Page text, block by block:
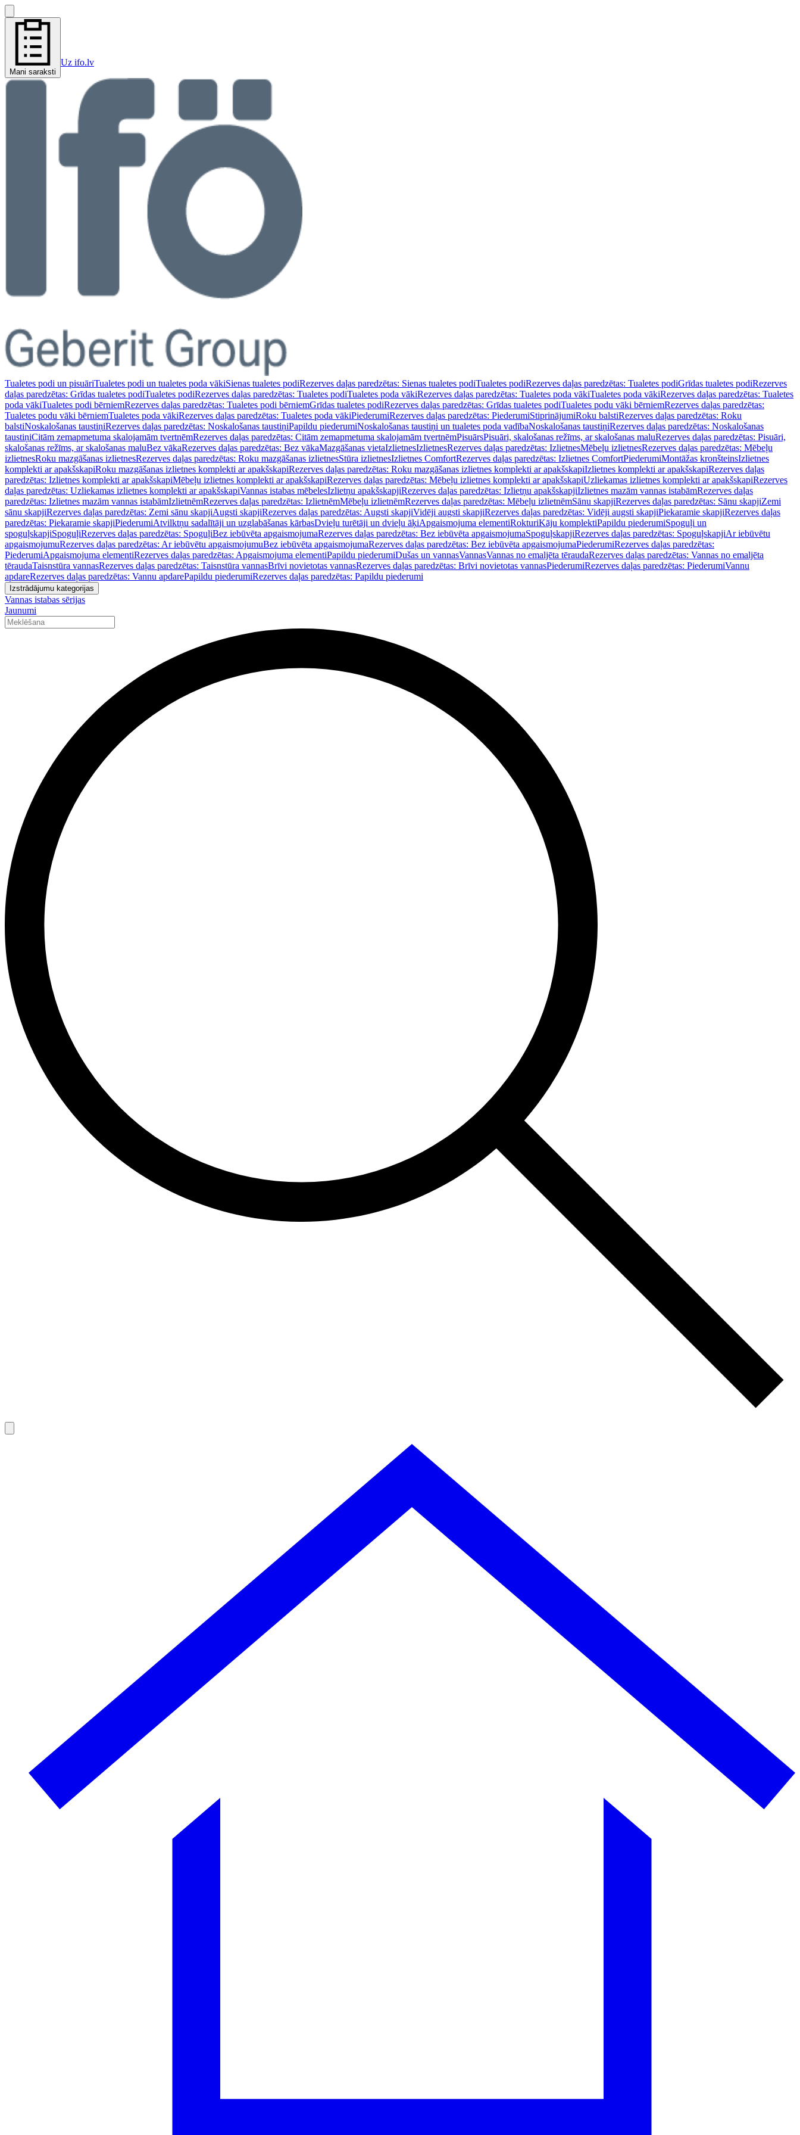
Mani saraksti
Uz ifo.lv
Tualetes podi un pisuāriTualetes podi un tualetes poda vākiSienas tualetes podiRezerves daļas paredzētas: Sienas tualetes podiTualetes podiRezerves daļas paredzētas: Tualetes podiGrīdas tualetes podiRezerves
daļas paredzētas: Grīdas tualetes podiTualetes podiRezerves daļas paredzētas: Tualetes podiTualetes poda vākiRezerves daļas paredzētas: Tualetes poda vākiTualetes poda vākiRezerves daļas paredzētas: Tualetes
poda vākiTualetes podi bērniemRezerves daļas paredzētas: Tualetes podi bērniemGrīdas tualetes podiRezerves daļas paredzētas: Grīdas tualetes podiTualetes podu vāki bērniemRezerves daļas paredzētas:
Tualetes podu vāki bērniemTualetes poda vākiRezerves daļas paredzētas: Tualetes poda vākiPiederumiRezerves daļas paredzētas: PiederumiStiprinājumiRoku balstiRezerves daļas paredzētas: Roku
balstiNoskalošanas taustiņiRezerves daļas paredzētas: Noskalošanas taustiņiPapildu piederumiNoskalošanas taustiņi un tualetes poda vadībaNoskalošanas taustiņiRezerves daļas paredzētas: Noskalošanas
taustiņiCitām zemapmetuma skalojamām tvertnēmRezerves daļas paredzētas: Citām zemapmetuma skalojamām tvertnēmPisuārsPisuāri, skalošanas režīms, ar skalošanas maluRezerves daļas paredzētas: Pisuāri,
skalošanas režīms, ar skalošanas maluBez vākaRezerves daļas paredzētas: Bez vākaMazgāšanas vietaIzlietnesIzlietnesRezerves daļas paredzētas: IzlietnesMēbeļu izlietnesRezerves daļas paredzētas: Mēbeļu
izlietnesRoku mazgāšanas izlietnesRezerves daļas paredzētas: Roku mazgāšanas izlietnesStūra izlietnesIzlietnes ComfortRezerves daļas paredzētas: Izlietnes ComfortPiederumiMontāžas kronšteinsIzlietnes
komplekti ar apakšskapiRoku mazgāšanas izlietnes komplekti ar apakšskapiRezerves daļas paredzētas: Roku mazgāšanas izlietnes komplekti ar apakšskapiIzlietnes komplekti ar apakšskapiRezerves daļas
paredzētas: Izlietnes komplekti ar apakšskapiMēbeļu izlietnes komplekti ar apakšskapiRezerves daļas paredzētas: Mēbeļu izlietnes komplekti ar apakšskapiUzliekamas izlietnes komplekti ar apakšskapiRezerves
daļas paredzētas: Uzliekamas izlietnes komplekti ar apakšskapiVannas istabas mēbelesIzlietņu apakšskapjiRezerves daļas paredzētas: Izlietņu apakšskapjiIzlietnes mazām vannas istabāmRezerves daļas
paredzētas: Izlietnes mazām vannas istabāmIzlietnēmRezerves daļas paredzētas: IzlietnēmMēbeļu izlietnēmRezerves daļas paredzētas: Mēbeļu izlietnēmSānu skapjiRezerves daļas paredzētas: Sānu skapjiZemi
sānu skapjiRezerves daļas paredzētas: Zemi sānu skapjiAugsti skapjiRezerves daļas paredzētas: Augsti skapjiVidēji augsti skapjiRezerves daļas paredzētas: Vidēji augsti skapjiPiekaramie skapjiRezerves daļas
paredzētas: Piekaramie skapjiPiederumiAtvilktņu sadalītāji un uzglabāšanas kārbasDvieļu turētāji un dvieļu āķiApgaismojuma elementiRokturiKāju komplektiPapildu piederumiSpoguļi un
spoguļskapjiSpoguļiRezerves daļas paredzētas: SpoguļiBez iebūvēta apgaismojumaRezerves daļas paredzētas: Bez iebūvēta apgaismojumaSpoguļskapjiRezerves daļas paredzētas: SpoguļskapjiAr iebūvētu
apgaismojumuRezerves daļas paredzētas: Ar iebūvētu apgaismojumuBez iebūvēta apgaismojumaRezerves daļas paredzētas: Bez iebūvēta apgaismojumaPiederumiRezerves daļas paredzētas:
PiederumiApgaismojuma elementiRezerves daļas paredzētas: Apgaismojuma elementiPapildu piederumiDušas un vannasVannasVannas no emaljēta tēraudaRezerves daļas paredzētas: Vannas no emaljēta
tēraudaTaisnstūra vannasRezerves daļas paredzētas: Taisnstūra vannasBrīvi novietotas vannasRezerves daļas paredzētas: Brīvi novietotas vannasPiederumiRezerves daļas paredzētas: PiederumiVannu
apdareRezerves daļas paredzētas: Vannu apdarePapildu piederumiRezerves daļas paredzētas: Papildu piederumi
Izstrādājumu kategorijas
Vannas istabas sērijas
Jaunumi